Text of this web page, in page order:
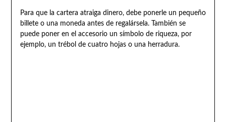
Para que la cartera atraiga dinero, debe ponerle un pequeño
billete o una moneda antes de regalársela. También se
puede poner en el accesorio un símbolo de riqueza, por
ejemplo, un trébol de cuatro hojas o una herradura.